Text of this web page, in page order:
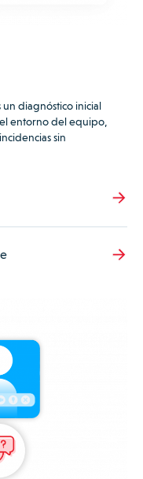
diagnóstico inicial
entorno del equipo,
sin